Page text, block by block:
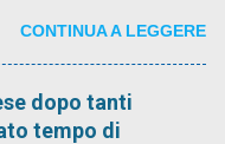
CONTINUA A LEGGERE
dopo tanti
tempo di